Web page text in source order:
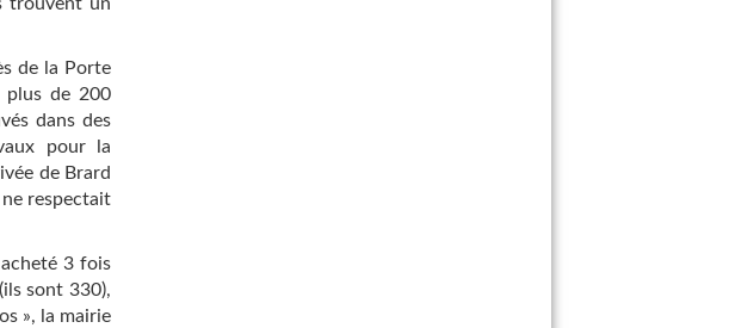
de la Porte
de 200
dans des
pour la
de Brard
respectait
3 fois
sont 330),
», la mairie